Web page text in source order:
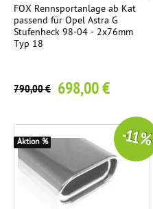
FOX Rennsportanlage ab Kat
passend für Opel Astra G
Stufenheck 98-04 - 2x76mm
Typ 18
790,00 € 698,00 €
-11 %
Aktion %